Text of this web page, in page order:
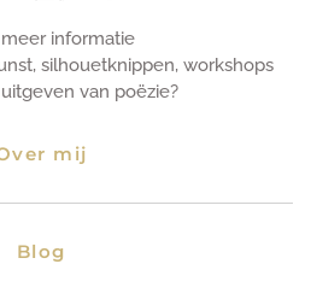
informatie
silhouetknippen, workshops
van poëzie?
mij
Blog